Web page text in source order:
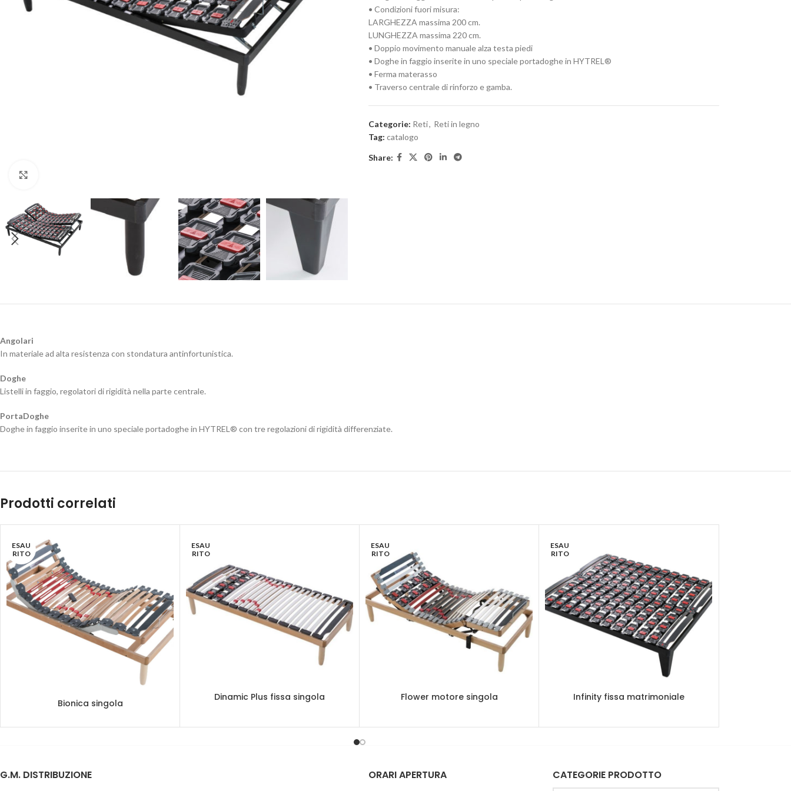
• Condizioni fuori misura:
LARGHEZZA massima 200 cm.
LUNGHEZZA massima 220 cm.
• Doppio movimento manuale alza testa piedi
• Doghe in faggio inserite in uno speciale portadoghe in HYTREL®
• Ferma materasso
• Traverso centrale di rinforzo e gamba.
Categorie: Reti, Reti in legno
Tag: catalogo
Share:
Angolari
In materiale ad alta resistenza con stondatura antinfortunistica.
Doghe
Listelli in faggio, regolatori di rigidità nella parte centrale.
PortaDoghe
Doghe in faggio inserite in uno speciale portadoghe in HYTREL® con tre regolazioni di rigidità differenziate.
Prodotti correlati
ESAU
RITO
Bionica singola
ESAU
RITO
Dinamic Plus fissa singola
ESAU
RITO
Flower motore singola
ESAU
RITO
Infinity fissa matrimoniale
G.M. DISTRIBUZIONE ORARI APERTURA CATEGORIE PRODOTTO